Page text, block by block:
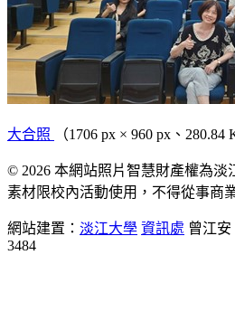
大合照 （1706 px × 960 px、280.84
© 2026 本網站照片智慧財產權為淡
素材限校內活動使用，不得從事商
網站建置： 淡江大學 資訊處 曾江安
3484